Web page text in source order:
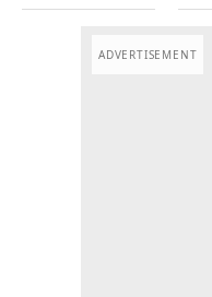
ADVERTISEMENT